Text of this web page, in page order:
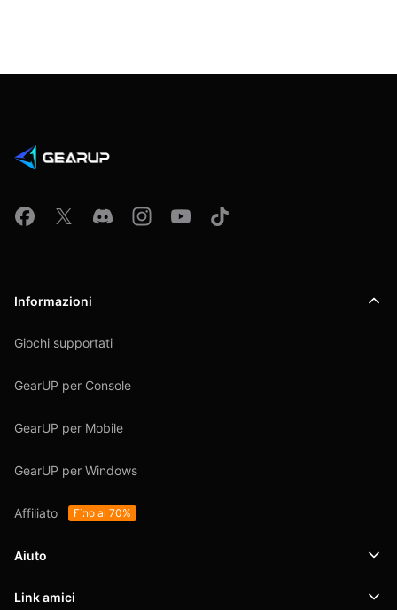
Informazioni
Giochi supportati
GearUP per Console
GearUP per Mobile
GearUP per Windows
Affiliato Fino al 70%
Aiuto
Supporto
Link amici